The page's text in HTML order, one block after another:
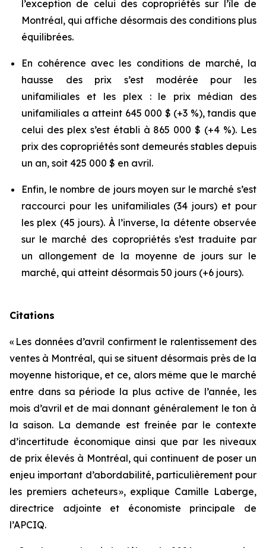
l’exception de celui des copropriétés sur l’île de
Montréal, qui affiche désormais des conditions plus
équilibrées.
En cohérence avec les conditions de marché, la
hausse des prix s’est modérée pour les
unifamiliales et les plex : le prix médian des
unifamiliales a atteint 645 000 $ (+3 %), tandis que
celui des plex s’est établi à 865 000 $ (+4 %). Les
prix des copropriétés sont demeurés stables depuis
un an, soit 425 000 $ en avril.
Enfin, le nombre de jours moyen sur le marché s’est
raccourci pour les unifamiliales (34 jours) et pour
les plex (45 jours). À l’inverse, la détente observée
sur le marché des copropriétés s’est traduite par
un allongement de la moyenne de jours sur le
marché, qui atteint désormais 50 jours (+6 jours).
Citations
« Les données d’avril confirment le ralentissement des
ventes à Montréal, qui se situent désormais près de la
moyenne historique, et ce, alors même que le marché
entre dans sa période la plus active de l’année, les
mois d’avril et de mai donnant généralement le ton à
la saison. La demande est freinée par le contexte
d’incertitude économique ainsi que par les niveaux
de prix élevés à Montréal, qui continuent de poser un
enjeu important d’abordabilité, particulièrement pour
les premiers acheteurs », explique Camille Laberge,
directrice adjointe et économiste principale de
l’APCIQ.